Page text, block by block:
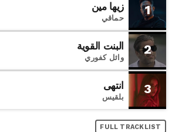
1 زيها مين
حماقي
2 البنت القوية
وائل كفوري
3 انتهى
بلقيس
FULL TRACKLIST